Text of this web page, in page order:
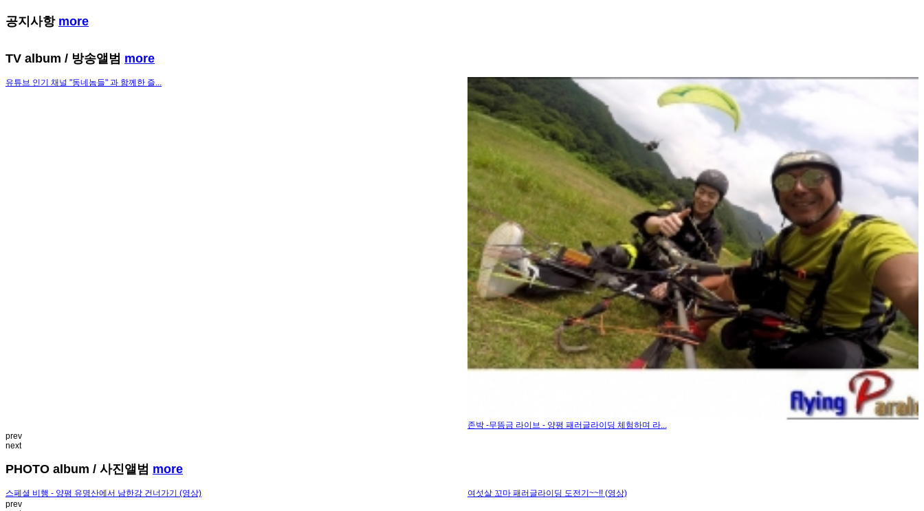
공지사항 more
TV album / 방송앨범 more
유튜브 인기 채널 "동네놈들" 과 함께한 즐...
존박 -무뜸금 라이브 - 양평 패러글라이딩 체험하며 라...
prev
next
PHOTO album / 사진앨범 more
스페셜 비행 - 양평 유명산에서 남한강 건너가기 (영상)
여섯살 꼬마 패러글라이딩 도전기~~!! (영상)
prev